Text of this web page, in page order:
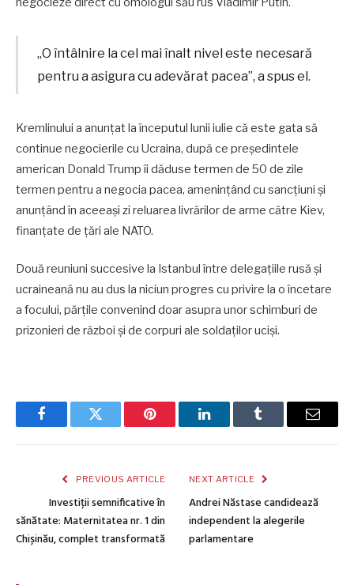
„O întâlnire la cel mai înalt nivel este necesară
pentru a asigura cu adevărat pacea”, a spus el.
Kremlinului a anunțat la începutul lunii iulie că este gata să
continue negocierile cu Ucraina, după ce preşedintele
american Donald Trump îi dăduse termen de 50 de zile
termen pentru a negocia pacea, ameninţând cu sancţiuni şi
anunţând în aceeaşi zi reluarea livrărilor de arme către Kiev,
finanţate de ţări ale NATO.
Două reuniuni succesive la Istanbul între delegaţiile rusă şi
ucraineană nu au dus la niciun progres cu privire la o încetare
a focului, părţile convenind doar asupra unor schimburi de
prizonieri de război şi de corpuri ale soldaţilor ucişi.
FacebookTwitter Pinterest LinkedInTumblr Email
PREVIOUS ARTICLE
Investiții semnificative în
sănătate: Maternitatea nr. 1 din
Chișinău, complet transformată
NEXT ARTICLE
Andrei Năstase candidează
independent la alegerile
parlamentare